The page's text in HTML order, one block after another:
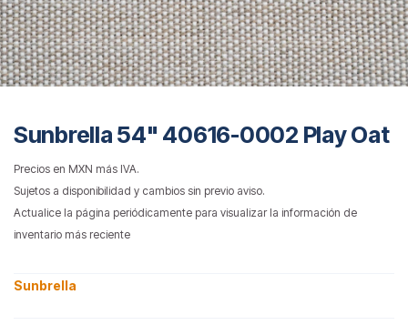
Sunbrella 54" 40616-0002 Play Oat
Precios en MXN más IVA.
Sujetos a disponibilidad y cambios sin previo aviso.
Actualice la página periódicamente para visualizar la información de
inventario más reciente
Sunbrella